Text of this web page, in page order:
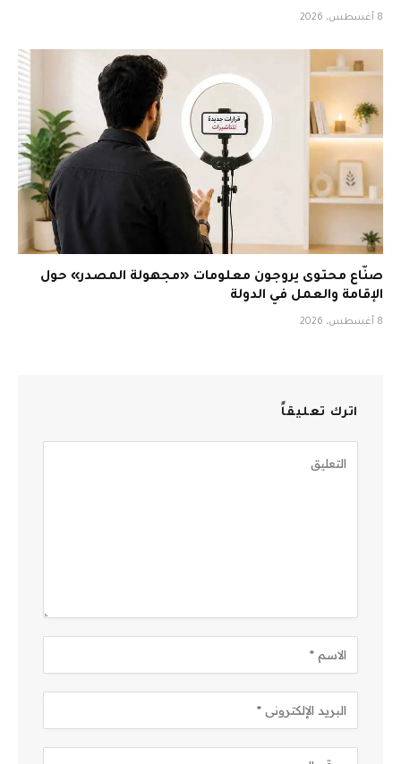
8 أغسطس، 2026
صنّاع محتوى يروجون معلومات «مجهولة المصدر» حول
الإقامة والعمل في الدولة
8 أغسطس، 2026
اترك تعليقاً